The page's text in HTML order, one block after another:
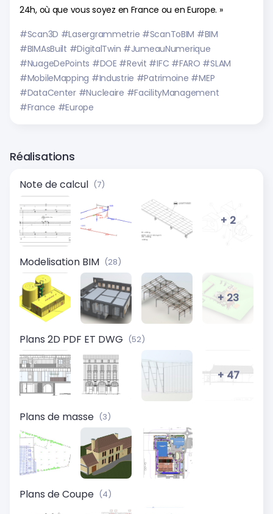
24h, où que vous soyez en France ou en Europe. »
#Scan3D #Lasergrammetrie #ScanToBIM #BIM
#BIMAsBuilt #DigitalTwin #JumeauNumerique
#NuageDePoints #DOE #Revit #IFC #FARO #SLAM
#MobileMapping #Industrie #Patrimoine #MEP
#DataCenter #Nucleaire #FacilityManagement
#France #Europe
Réalisations
Note de calcul (7)
+ 2
Modelisation BIM (28)
+ 23
Plans 2D PDF ET DWG (52)
+ 47
Plans de masse (3)
Plans de Coupe (4)